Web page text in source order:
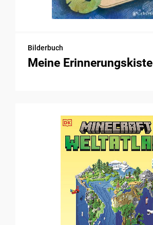
Bilderbuch
Meine Erinnerungskiste